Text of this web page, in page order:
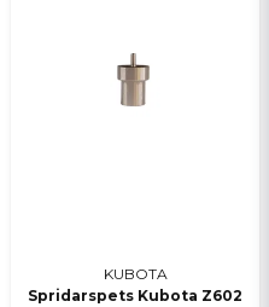
KUBOTA
Spridarspets Kubota Z602